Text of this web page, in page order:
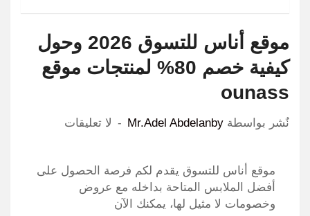
موقع أناس للتسوق 2026 وحول
كيفية خصم 80% لمنتجات موقع
ounass
نٌشر بواسطة Mr.Adel Abdelanby لا تعليقات
موقع أناس للتسوق يقدم لكم فرصة الحصول على
أفضل الملابس المتاحة بداخله مع عروض
وخصومات لا مثيل لها، يمكنك الآن